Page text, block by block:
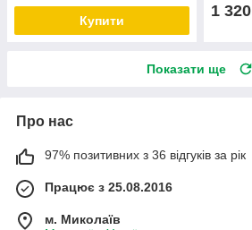
Купити
1 320
Показати ще
Про нас
97% позитивних з 36 відгуків за рік
Працює з 25.08.2016
м. Миколаїв